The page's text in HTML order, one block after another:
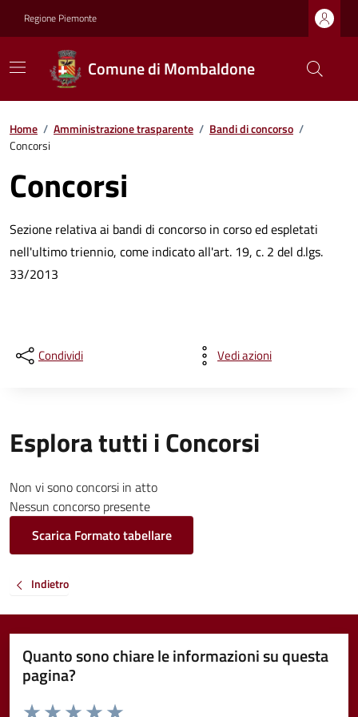
Regione Piemonte
Comune di Mombaldone
Home / Amministrazione trasparente / Bandi di concorso /
Concorsi
Concorsi
Sezione relativa ai bandi di concorso in corso ed espletati
nell'ultimo triennio, come indicato all'art. 19, c. 2 del d.lgs.
33/2013
Condividi Vedi azioni
Esplora tutti i Concorsi
Non vi sono concorsi in atto
Nessun concorso presente
Scarica Formato tabellare
Indietro
Quanto sono chiare le informazioni su questa
pagina?
Valuta da 1 a 5 stelle la pagina